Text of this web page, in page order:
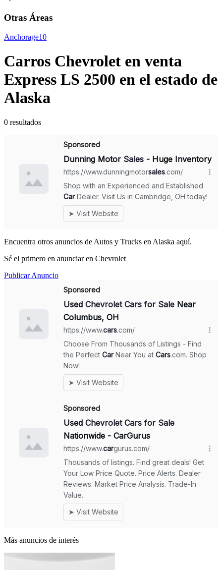
Otras Áreas
Anchorage10
Carros Chevrolet en venta
Express LS 2500 en el estado de
Alaska
0 resultados
Encuentra otros anuncios de Autos y Trucks en Alaska aquí.
Sé el primero en anunciar en Chevrolet
Publicar Anuncio
Más anuncios de interés